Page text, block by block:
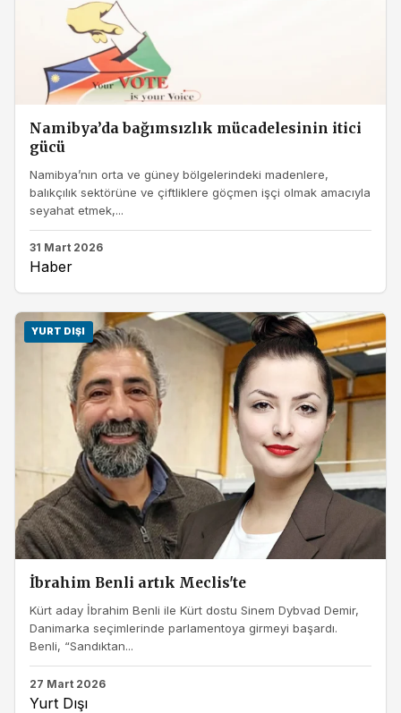
Namibya’da bağımsızlık mücadelesinin itici
gücü
Namibya’nın orta ve güney bölgelerindeki madenlere,
balıkçılık sektörüne ve çiftliklere göçmen işçi olmak amacıyla
seyahat etmek,...
31 Mart 2026
Haber
YURT DIŞI
İbrahim Benli artık Meclis'te
Kürt aday İbrahim Benli ile Kürt dostu Sinem Dybvad Demir,
Danimarka seçimlerinde parlamentoya girmeyi başardı.
Benli, “Sandıktan...
27 Mart 2026
Yurt Dışı